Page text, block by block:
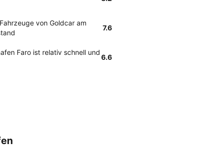
von Goldcar am
7.6
Faro ist relativ schnell und
6.6